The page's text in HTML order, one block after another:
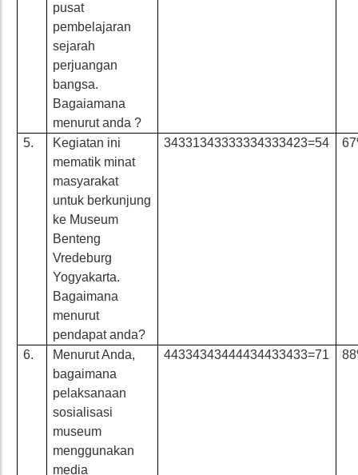
pusat
pembelajaran
sejarah
perjuangan
bangsa.
Bagaiamana
menurut anda ?
5.
Kegiatan ini
mematik minat
masyarakat
untuk berkunjung
ke Museum
Benteng
Vredeburg
Yogyakarta.
Bagaimana
menurut
pendapat anda?
34331343333334333423=54
6.
Menurut Anda,
bagaimana
pelaksanaan
sosialisasi
museum
menggunakan
media
44334343444434433433=71